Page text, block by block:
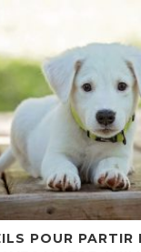
POUR PARTIR